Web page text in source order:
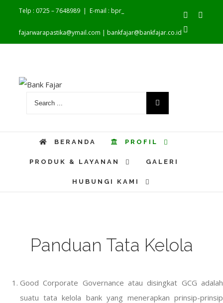
Telp : 0725 – 7648989 | E-mail : bpr_
fajarwarapastika@ymail.com | bankfajar@bankfajar.co.id
Facebook
BERANDA PROFIL
PRODUK & LAYANAN GALERI
HUBUNGI KAMI
Panduan Tata Kelola
Good Corporate Governance atau disingkat GCG adalah
suatu tata kelola bank yang menerapkan prinsip-prinsip